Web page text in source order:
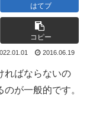
はてブ
コピー
2016.06.19
ればならないの
が一般的です。